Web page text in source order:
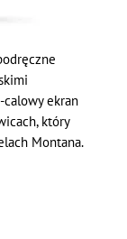
ekran
który
Montana.